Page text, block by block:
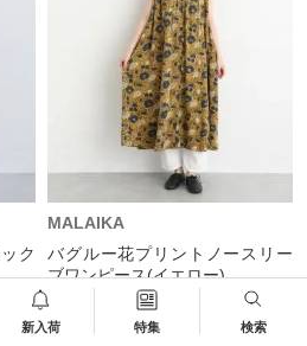
新入荷 特集 検索
ク
MALAIKA
バグルー花プリントノースリー
ブワンピース(イエロー)
¥8,900
（税込）